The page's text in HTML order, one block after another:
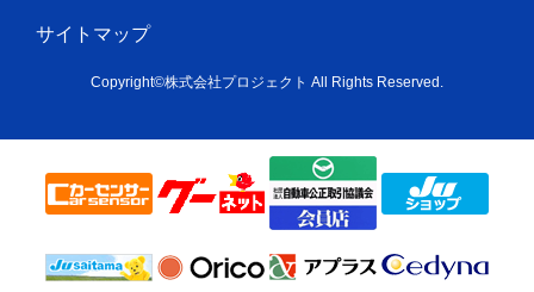
サイトマップ
Copyright©株式会社プロジェクト All Rights Reserved.